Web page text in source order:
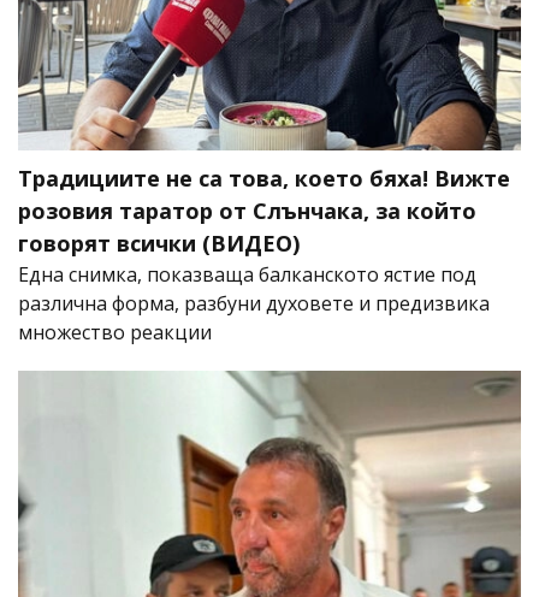
Традициите не са това, което бяха! Вижте
розовия таратор от Слънчака, за който
говорят всички (ВИДЕО)
Една снимка, показваща балканското ястие под
различна форма, разбуни духовете и предизвика
множество реакции